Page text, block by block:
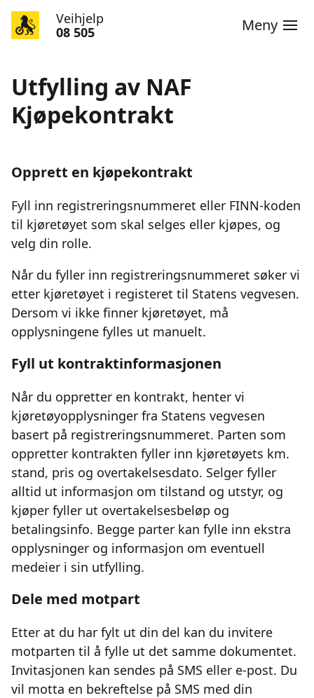
Veihjelp
08 505
Meny
Utfylling av NAF
Kjøpekontrakt
Opprett en kjøpekontrakt
Fyll inn registreringsnummeret eller FINN-koden
til kjøretøyet som skal selges eller kjøpes, og
velg din rolle.
Når du fyller inn registreringsnummeret søker vi
etter kjøretøyet i registeret til Statens vegvesen.
Dersom vi ikke finner kjøretøyet, må
opplysningene fylles ut manuelt.
Fyll ut kontraktinformasjonen
Når du oppretter en kontrakt, henter vi
kjøretøyopplysninger fra Statens vegvesen
basert på registreringsnummeret. Parten som
oppretter kontrakten fyller inn kjøretøyets km.
stand, pris og overtakelsesdato. Selger fyller
alltid ut informasjon om tilstand og utstyr, og
kjøper fyller ut overtakelsesbeløp og
betalingsinfo. Begge parter kan fylle inn ekstra
opplysninger og informasjon om eventuell
medeier i sin utfylling.
Dele med motpart
Etter at du har fylt ut din del kan du invitere
motparten til å fylle ut det samme dokumentet.
Invitasjonen kan sendes på SMS eller e-post. Du
vil motta en bekreftelse på SMS med din